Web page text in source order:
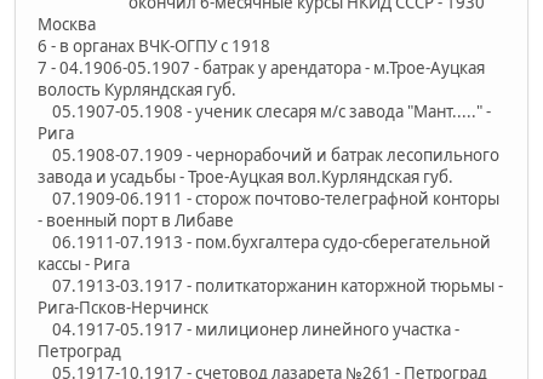
Москва
6 - в органах ВЧК-ОГПУ с 1918
7 - 04.1906-05.1907 - батрак у арендатора - м.Трое-Ауцкая
волость Курляндская губ.
05.1907-05.1908 - ученик слесаря м/с завода "Мант....." -
Рига
05.1908-07.1909 - чернорабочий и батрак лесопильного
завода и усадьбы - Трое-Ауцкая вол.Курляндская губ.
07.1909-06.1911 - сторож почтово-телеграфной конторы
- военный порт в Либаве
06.1911-07.1913 - пом.бухгалтера судо-сберегательной
кассы - Рига
07.1913-03.1917 - политкаторжанин каторжной тюрьмы -
Рига-Псков-Нерчинск
04.1917-05.1917 - милиционер линейного участка -
Петроград
05.1917-10.1917 - счетовод лазарета №261 - Петроград